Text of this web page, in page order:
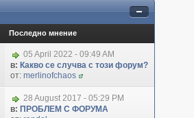
Последно мнение
05 April 2022 - 09:49 AM
в: Какво се случва с този форум?
от: merlinofchaos
28 August 2017 - 05:29 PM
в: ПРОБЛЕМ С ФОРУМА